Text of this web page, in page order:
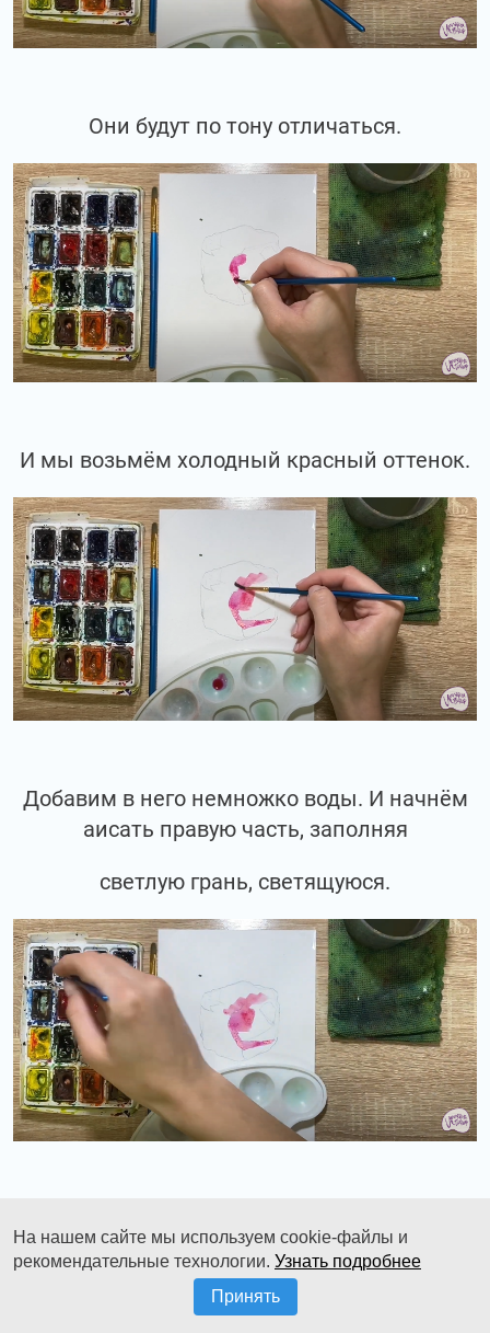
Они будут по тону отличаться.
И мы возьмём холодный красный оттенок.
Добавим в него немножко воды. И начнём
аисать правую часть, заполняя
светлую грань, светящуюся.
На нашем сайте мы используем cookie-файлы и
рекомендательные технологии. Узнать подробнее
Принять